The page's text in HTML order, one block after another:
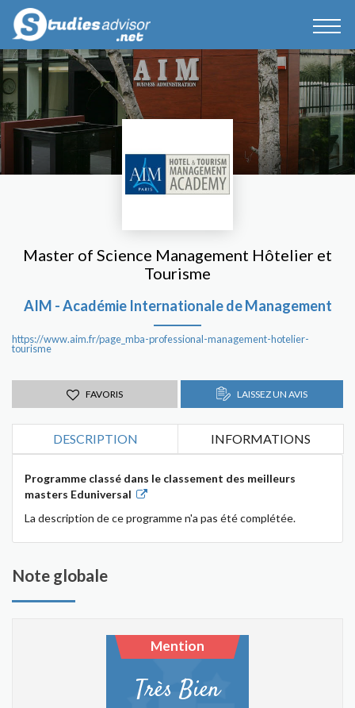
Master of Science Management Hôtelier et
Tourisme
AIM - Académie Internationale de Management
https://www.aim.fr/page_mba-professional-management-hotelier-
tourisme
FAVORIS LAISSEZ UN AVIS
DESCRIPTION INFORMATIONS
Programme classé dans le classement des meilleurs
masters Eduniversal
La description de ce programme n'a pas été complétée.
Note globale
Mention
Très Bien